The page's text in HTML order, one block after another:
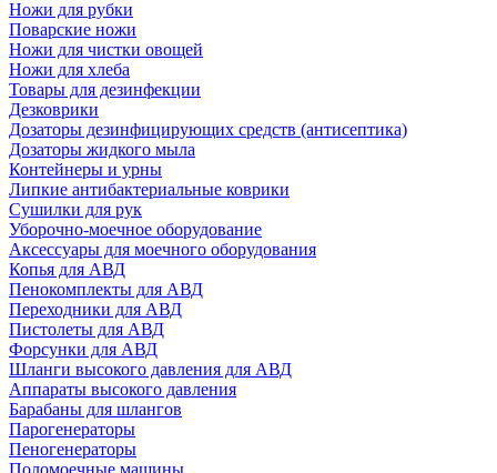
Ножи для рубки
Поварские ножи
Ножи для чистки овощей
Ножи для хлеба
Товары для дезинфекции
Дезковрики
Дозаторы дезинфицирующих средств (антисептика)
Дозаторы жидкого мыла
Контейнеры и урны
Липкие антибактериальные коврики
Сушилки для рук
Уборочно-моечное оборудование
Аксессуары для моечного оборудования
Копья для АВД
Пенокомплекты для АВД
Переходники для АВД
Пистолеты для АВД
Форсунки для АВД
Шланги высокого давления для АВД
Аппараты высокого давления
Барабаны для шлангов
Парогенераторы
Пеногенераторы
Поломоечные машины